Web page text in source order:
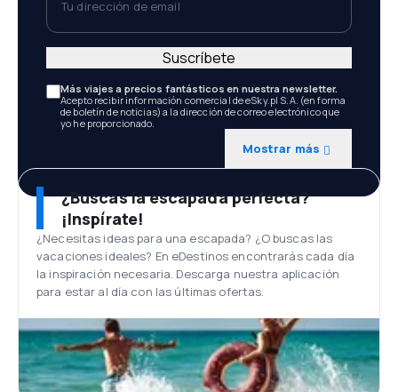
Más viajes a precios fantásticos en nuestra newsletter.
Acepto recibir información comercial de eSky.pl S.A. (en forma
de boletín de noticias) a la dirección de correo electrónico que
yo he proporcionado.
Mostrar más
Suscríbete
¿Buscas la escapada perfecta?
¡Inspírate!
¿Necesitas ideas para una escapada? ¿O buscas las
vacaciones ideales? En eDestinos encontrarás cada día
la inspiración necesaria. Descarga nuestra aplicación
para estar al día con las últimas ofertas.